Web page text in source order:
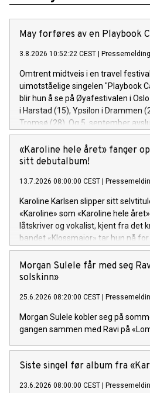
May forføres av en Playbook
3.8.2026 10:52:22 CEST | Pressemelding
Omtrent midtveis i en travel
uimotståelige singelen "Playbook
blir hun å se på Øyafestivalen i
i Harstad (15), Ypsilon i Drammen
Tromsø (28). Og 5. september
festivalsesongen med Spirefest i
«Karoline hele året» fanger
sitt debutalbum!
13.7.2026 08:00:00 CEST |
Karoline Karlsen slipper sitt
«Karoline» som «Karoline hele
låtskriver og vokalist, kjent fra det
bandet «Klossmajor» tar hun nå
soloartist. Lytteren inviteres inn i et
univers fullt av varme, humor og
Morgan Sulele får med seg
solskinn»
25.6.2026 08:20:00 CEST |
Morgan Sulele kobler seg på
gangen sammen med Ravi på
Siste singel før album fra
23.6.2026 08:00:00 CEST |